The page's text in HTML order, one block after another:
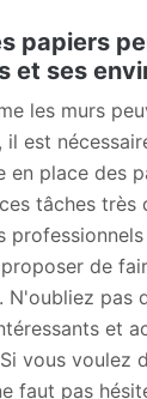
papiers
et ses
les murs
est
en place des
tâches très
de
N'oubliez pas
et
vous voulez
faut pas